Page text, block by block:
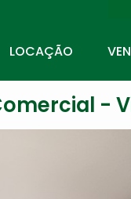
LOCAÇÃO
-